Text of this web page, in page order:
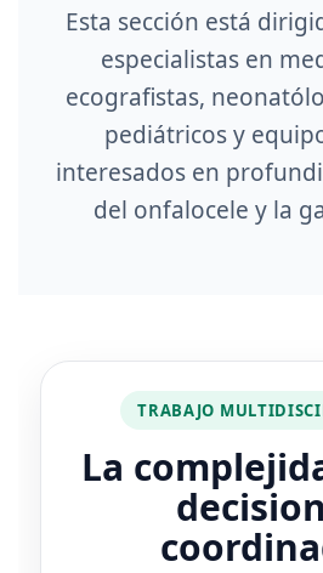
Esta sección está
especialistas en
ecografistas,
pediátricos y
interesados en
del onfalocele y la
TRABAJO
La